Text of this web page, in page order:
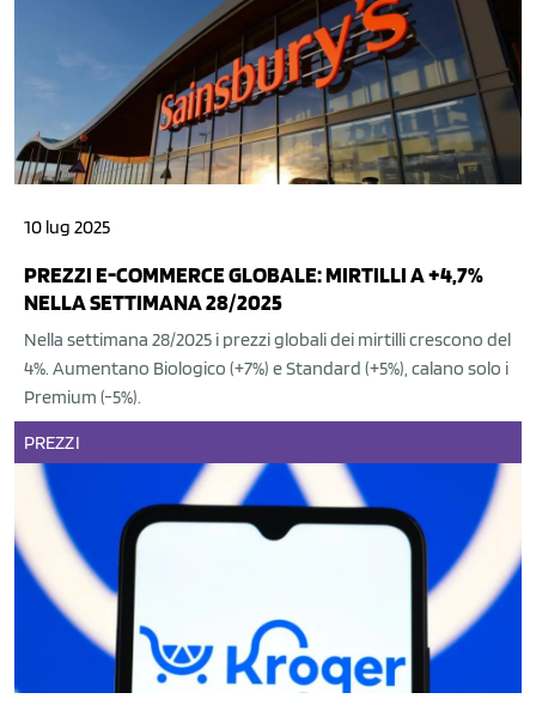
10 lug 2025
PREZZI E-COMMERCE GLOBALE: MIRTILLI A +4,7%
NELLA SETTIMANA 28/2025
Nella settimana 28/2025 i prezzi globali dei mirtilli crescono del
4%. Aumentano Biologico (+7%) e Standard (+5%), calano solo i
Premium (-5%).
PREZZI